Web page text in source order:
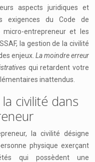
aspects juridiques et
exigences du Code de
entrepreneur et les
la gestion de la civilité
enjeux. La moindre erreur
qui retardent votre
inattendus.
civilité dans
la civilité désigne
physique exerçant
qui possèdent une